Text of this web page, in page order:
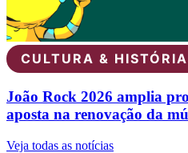
CULTURA & HISTÓRIA
João Rock 2026 amplia
aposta na renovação da
Veja todas as notícias